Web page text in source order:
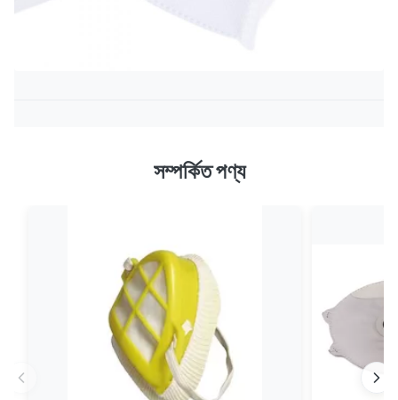
সম্পর্কিত পণ্য